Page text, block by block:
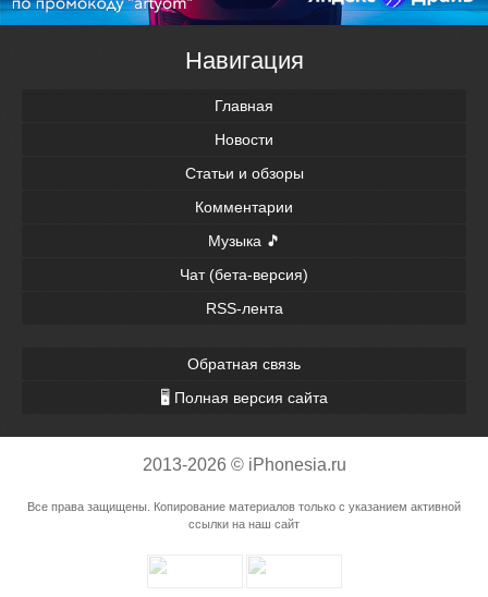
Навигация
Главная
Новости
Статьи и обзоры
Комментарии
Музыка 🎵
Чат (бета-версия)
RSS-лента
Обратная связь
🖥 Полная версия сайта
2013-2026 © iPhonesia.ru
Все права защищены. Копирование материалов только с указанием активной
ссылки на наш сайт